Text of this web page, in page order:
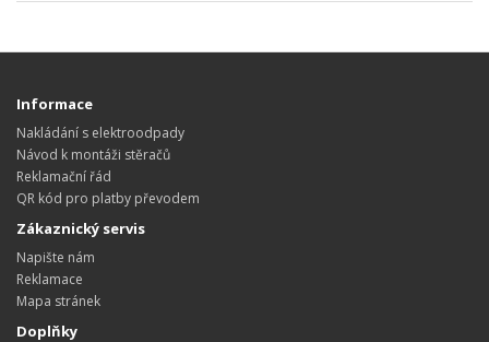
Informace
Nakládání s elektroodpady
Návod k montáži stěračů
Reklamační řád
QR kód pro platby převodem
Zákaznický servis
Napište nám
Reklamace
Mapa stránek
Doplňky